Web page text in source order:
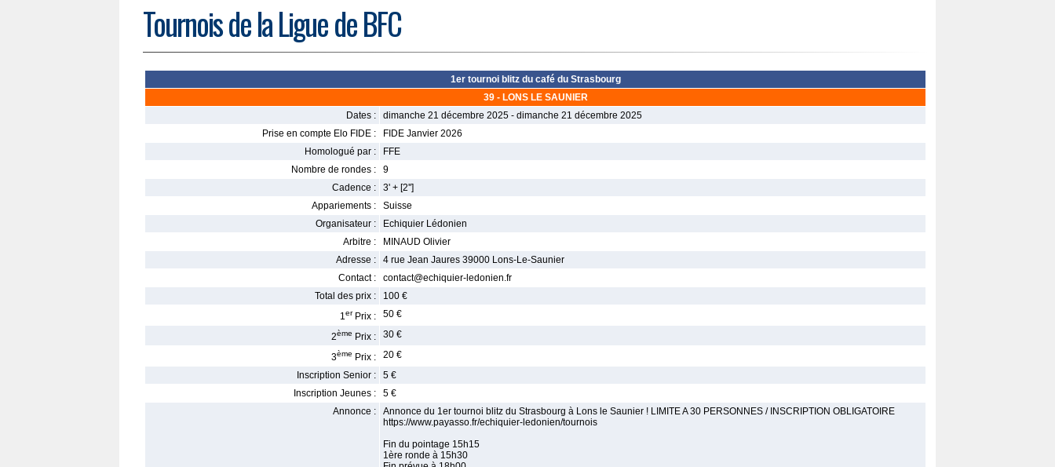
Tournois de la Ligue de BFC
1er tournoi blitz du café du Strasbourg
39 - LONS LE SAUNIER
Dates :
dimanche 21 décembre 2025 - dimanche 21 décembre 2025
Prise en compte Elo FIDE :
FIDE Janvier 2026
Homologué par :
FFE
Nombre de rondes :
9
Cadence :
3' + [2'']
Appariements :
Suisse
Organisateur :
Echiquier Lédonien
Arbitre :
MINAUD Olivier
Adresse :
4 rue Jean Jaures 39000 Lons-Le-Saunier
Contact :
contact@echiquier-ledonien.fr
Total des prix :
100 €
1er Prix : 50 €
2ème Prix : 30 €
3ème Prix :
20 €
Inscription Senior :
5 €
Inscription Jeunes :
5 €
Annonce :
Annonce du 1er tournoi blitz du Strasbourg à Lons le Saunier ! LIMITE A 30 PERSONNES / INSCRIPTION OBLIGATOIRE
https://www.payasso.fr/echiquier-ledonien/tournois
Fin du pointage 15h15
1ère ronde à 15h30